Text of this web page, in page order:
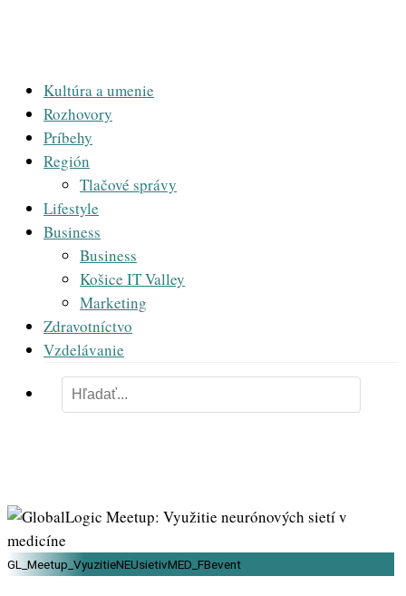
Kultúra a umenie
Rozhovory
Príbehy
Región
Tlačové správy
Lifestyle
Business
Business
Košice IT Valley
Marketing
Zdravotníctvo
Vzdelávanie
GL_Meetup_VyuzitieNEUsietivMED_FBevent